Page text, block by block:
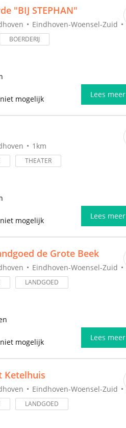
"BIJ STEPHAN"
Eindhoven-Woensel-Zuid
BOERDERIJ
mogelijk
Lees meer
1km
THEATER
mogelijk
Lees meer
de Grote Beek
Eindhoven-Woensel-Zuid
LANDGOED
mogelijk
Lees meer
Ketelhuis
Eindhoven-Woensel-Zuid
LANDGOED